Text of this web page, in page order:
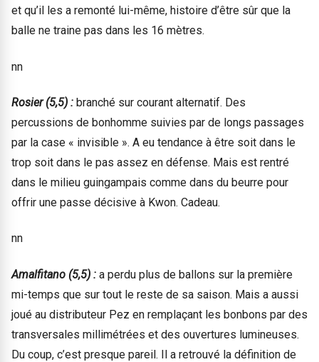
et qu’il les a remonté lui-même, histoire d’être sûr que la
balle ne traine pas dans les 16 mètres.
nn
Rosier (5,5) : branché sur courant alternatif. Des
percussions de bonhomme suivies par de longs passages
par la case « invisible ». A eu tendance à être soit dans le
trop soit dans le pas assez en défense. Mais est rentré
dans le milieu guingampais comme dans du beurre pour
offrir une passe décisive à Kwon. Cadeau.
nn
Amalfitano (5,5) : a perdu plus de ballons sur la première
mi-temps que sur tout le reste de sa saison. Mais a aussi
joué au distributeur Pez en remplaçant les bonbons par des
transversales millimétrées et des ouvertures lumineuses.
Du coup, c’est presque pareil. Il a retrouvé la définition de